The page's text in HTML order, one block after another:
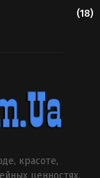
(18)
красоте,
ценностях.